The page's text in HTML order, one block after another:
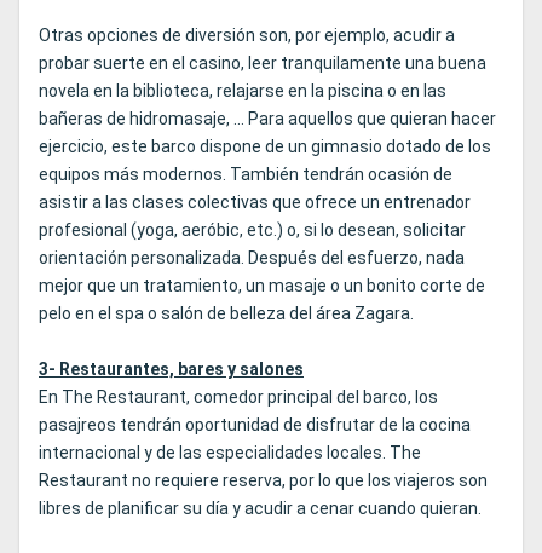
Otras opciones de diversión son, por ejemplo, acudir a
probar suerte en el casino, leer tranquilamente una buena
novela en la biblioteca, relajarse en la piscina o en las
bañeras de hidromasaje, ... Para aquellos que quieran hacer
ejercicio, este barco dispone de un gimnasio dotado de los
equipos más modernos. También tendrán ocasión de
asistir a las clases colectivas que ofrece un entrenador
profesional (yoga, aeróbic, etc.) o, si lo desean, solicitar
orientación personalizada. Después del esfuerzo, nada
mejor que un tratamiento, un masaje o un bonito corte de
pelo en el spa o salón de belleza del área Zagara.
3- Restaurantes, bares y salones
En The Restaurant, comedor principal del barco, los
pasajreos tendrán oportunidad de disfrutar de la cocina
internacional y de las especialidades locales. The
Restaurant no requiere reserva, por lo que los viajeros son
libres de planificar su día y acudir a cenar cuando quieran.